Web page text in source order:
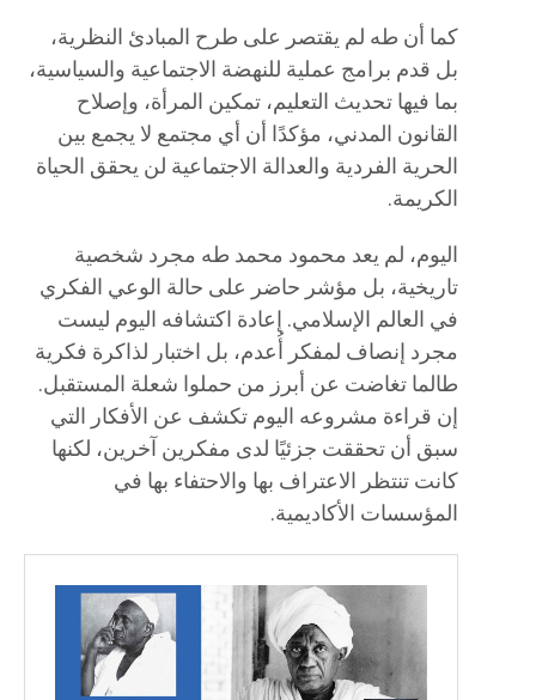
كما أن طه لم يقتصر على طرح المبادئ النظرية،
بل قدم برامج عملية للنهضة الاجتماعية والسياسية،
بما فيها تحديث التعليم، تمكين المرأة، وإصلاح
القانون المدني، مؤكدًا أن أي مجتمع لا يجمع بين
الحرية الفردية والعدالة الاجتماعية لن يحقق الحياة
الكريمة.
اليوم، لم يعد محمود محمد طه مجرد شخصية
تاريخية، بل مؤشر حاضر على حالة الوعي الفكري
في العالم الإسلامي. إعادة اكتشافه اليوم ليست
مجرد إنصاف لمفكر أُعدم، بل اختبار لذاكرة فكرية
طالما تغاضت عن أبرز من حملوا شعلة المستقبل.
إن قراءة مشروعه اليوم تكشف عن الأفكار التي
سبق أن تحققت جزئيًا لدى مفكرين آخرين، لكنها
كانت تنتظر الاعتراف بها والاحتفاء بها في
المؤسسات الأكاديمية.